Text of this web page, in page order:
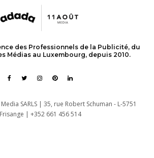
des Professionnels de la Publicité, du
Médias au Luxembourg, depuis 2010.
SARLS | 35, rue Robert Schuman - L-5751
Frisange | +352 661 456 514